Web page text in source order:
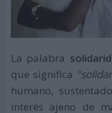
La palabra
que significa
humano,
interés ajeno de